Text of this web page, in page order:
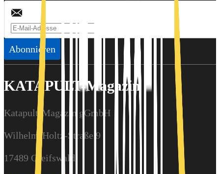
Abonnieren
KATAPULT-Magazin
Katapult-Magazin gGmbH
Wilhelm-Holtz-Straße 9
17489 Greifswald